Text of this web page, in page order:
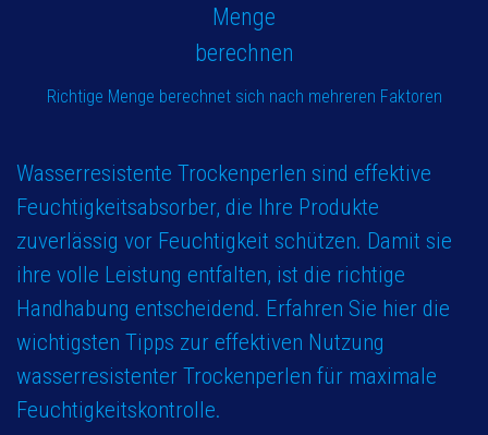
Menge
berechnen
Richtige Menge berechnet sich nach mehreren Faktoren
Wasserresistente Trockenperlen sind effektive
Feuchtigkeitsabsorber, die Ihre Produkte
zuverlässig vor Feuchtigkeit schützen. Damit sie
ihre volle Leistung entfalten, ist die richtige
Handhabung entscheidend. Erfahren Sie hier die
wichtigsten Tipps zur effektiven Nutzung
wasserresistenter Trockenperlen für maximale
Feuchtigkeitskontrolle.